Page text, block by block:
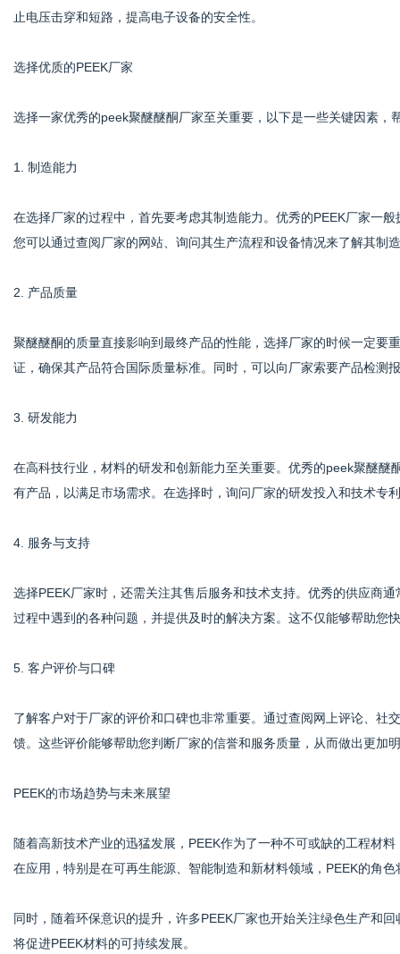
止电压击穿和短路，提高电子设备的安全性。
选择优质的PEEK厂家
选择一家优秀的peek聚醚醚酮厂家至关重要，以下是一些关键因素，
1. 制造能力
在选择厂家的过程中，首先要考虑其制造能力。优秀的PEEK厂家一
您可以通过查阅厂家的网站、询问其生产流程和设备情况来了解其制
2. 产品质量
聚醚醚酮的质量直接影响到最终产品的性能，选择厂家的时候一定要
证，确保其产品符合国际质量标准。同时，可以向厂家索要产品检测
3. 研发能力
在高科技行业，材料的研发和创新能力至关重要。优秀的peek聚醚
有产品，以满足市场需求。在选择时，询问厂家的研发投入和技术专
4. 服务与支持
选择PEEK厂家时，还需关注其售后服务和技术支持。优秀的供应商
过程中遇到的各种问题，并提供及时的解决方案。这不仅能够帮助您
5. 客户评价与口碑
了解客户对于厂家的评价和口碑也非常重要。通过查阅网上评论、社
馈。这些评价能够帮助您判断厂家的信誉和服务质量，从而做出更加
PEEK的市场趋势与未来展望
随着高新技术产业的迅猛发展，PEEK作为了一种不可或缺的工程材
在应用，特别是在可再生能源、智能制造和新材料领域，PEEK的角色
同时，随着环保意识的提升，许多PEEK厂家也开始关注绿色生产和
将促进PEEK材料的可持续发展。